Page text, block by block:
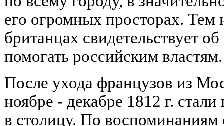
его огромных просторах. Тем
британцах свидетельствует
помогать российским властям.
После ухода французов из
ноябре - декабре 1812 г.
в столицу. По воспоминаниям